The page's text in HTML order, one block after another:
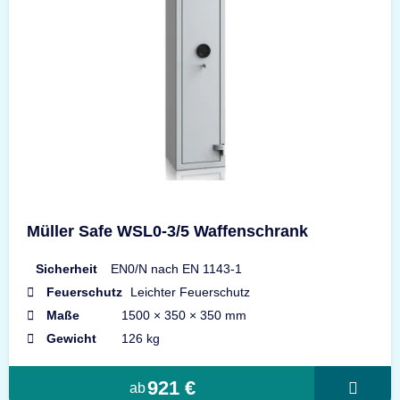
Müller Safe WSL0-3/5 Waffenschrank
Sicherheit
EN0/N nach EN 1143-1
Feuerschutz
Leichter Feuerschutz
Maße
1500 × 350 × 350 mm
Gewicht
126 kg
ab921 €